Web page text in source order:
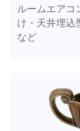
ルームエアコ
け・天井埋込
など